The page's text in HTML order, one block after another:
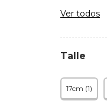
Ver todos
Talle
17cm (1)